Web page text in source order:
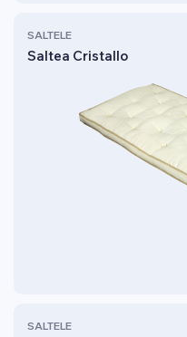
SALTELE
Saltea Cristallo
SALTELE